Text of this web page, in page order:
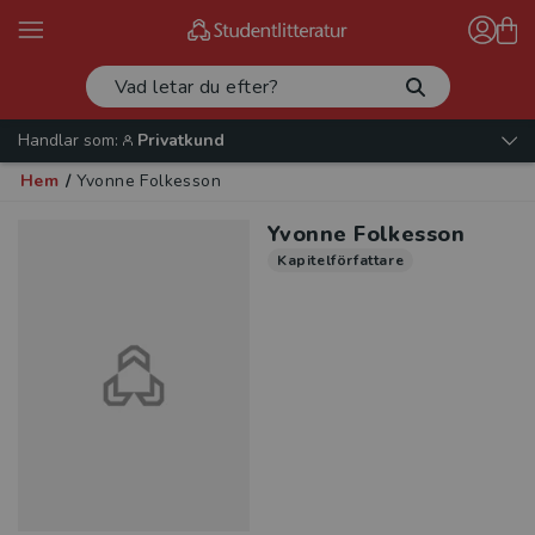
Handlar som:
Privatkund
Hem / Yvonne Folkesson
Yvonne Folkesson
Kapitelförfattare